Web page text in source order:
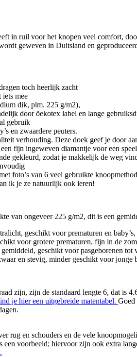
in ruil voor het knopen veel comfort,
geweven in Duitsland en
toch heerlijk zacht
mee
dik, plm. 225 g/m2),
door öekotex label en lange
gebruik
en zwaardere peuters.
verhouding. Deze doek geef je door
fijn ingeweven diamantje voor een
gekleurd, zodat je makkelijk de weg
foto’s van 6 veel gebruikte
ik je ze natuurlijk ook leren!
van ongeveer 225 g/m2, dit is een
geschikt voor prematuren en baby’s,
voor grotere prematuren, fijn in de
geschikt voor pasgeborenen tot
en stevig, minder geschikt voor
zijn, zijn de standaard lengte 6, dat is
je hier een uitgebreide matentabel. Goed
rug en schouders en de vele
een voorbeeld; hiervoor zijn ook extra